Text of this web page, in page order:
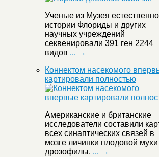
Ученые из Музея
истории Флориды и других
научных учреждений
секвенировали 391 ген 2244
видов ... →
Коннектом насекомого
картировали полностью
Американские и британские
исследователи составили
всех синаптических связей в
мозге личинки плодовой мухи
дрозофилы. ... →